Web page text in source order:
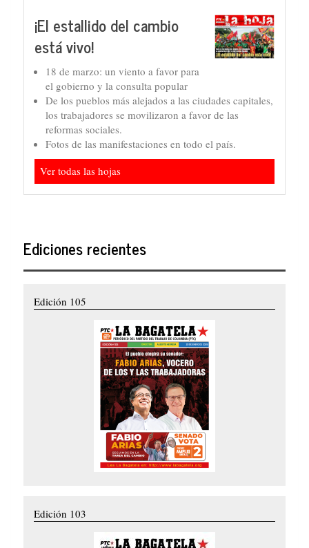
¡El estallido del cambio
está vivo!
18 de marzo: un viento a favor para
el gobierno y la consulta popular
De los pueblos más alejados a las ciudades capitales,
los trabajadores se movilizaron a favor de las
reformas sociales.
Fotos de las manifestaciones en todo el país.
Ver todas las hojas
Ediciones recientes
Edición 105
Edición 103